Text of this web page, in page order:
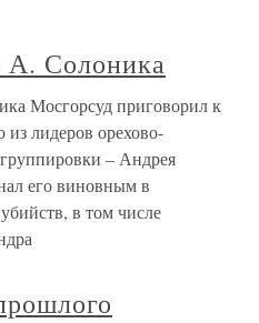
А. Солоника
Мосгорсуд приговорил к
из лидеров орехово-
– Андрея
его виновным в
в том числе